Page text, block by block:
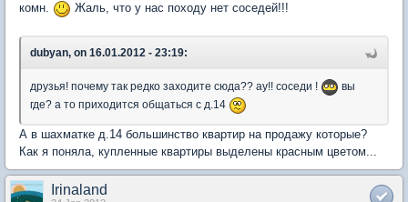
комн.
Жаль, что у нас походу нет соседей!!!
dubyan, on 16.01.2012 - 23:19:
друзья! почему так редко заходите сюда?? ау!! соседи !
вы
где? а то приходится общаться с д.14
А в шахматке д.14 большинство квартир на продажу которые?
Как я поняла, купленные квартиры выделены красным цветом...
Irinaland